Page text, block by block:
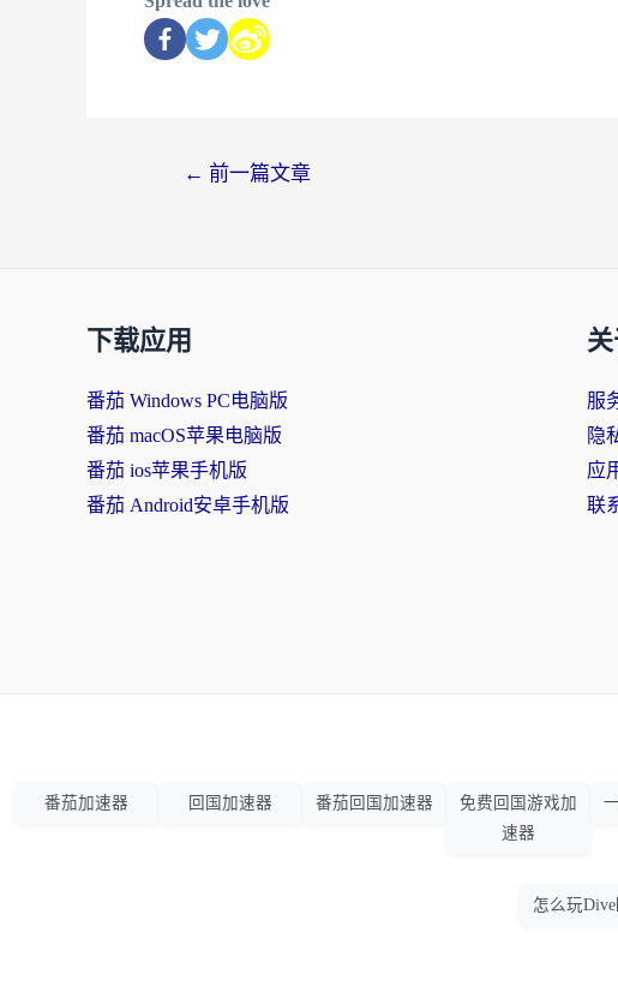
← 前一篇文章
下载应用
番茄 Windows PC电脑版
番茄 macOS苹果电脑版
番茄 ios苹果手机版
番茄 Android安卓手机版
关
服
隐
应
联
番茄加速器 回国加速器 番茄回国加速器
免费回国游戏加
速器
怎么玩